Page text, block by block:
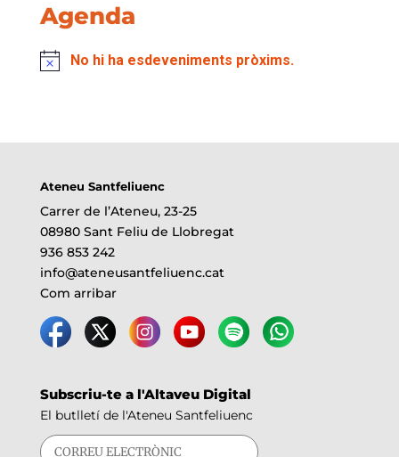
Agenda
No hi ha esdeveniments pròxims.
Ateneu Santfeliuenc
Carrer de l’Ateneu, 23-25
08980 Sant Feliu de Llobregat
936 853 242
info@ateneusantfeliuenc.cat
Com arribar
Subscriu-te a l'Altaveu Digital
El butlletí de l'Ateneu Santfeliuenc